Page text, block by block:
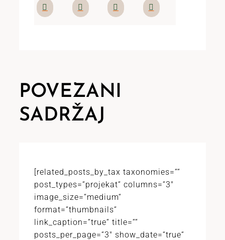
POVEZANI
SADRŽAJ
[related_posts_by_tax taxonomies=““
post_types=“projekat“ columns=“3″
image_size=“medium“
format=“thumbnails“
link_caption=“true“ title=““
posts_per_page=“3″ show_date=“true“